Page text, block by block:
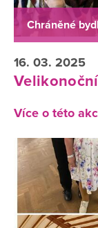
Chráněné
16. 03. 2025
Více o této